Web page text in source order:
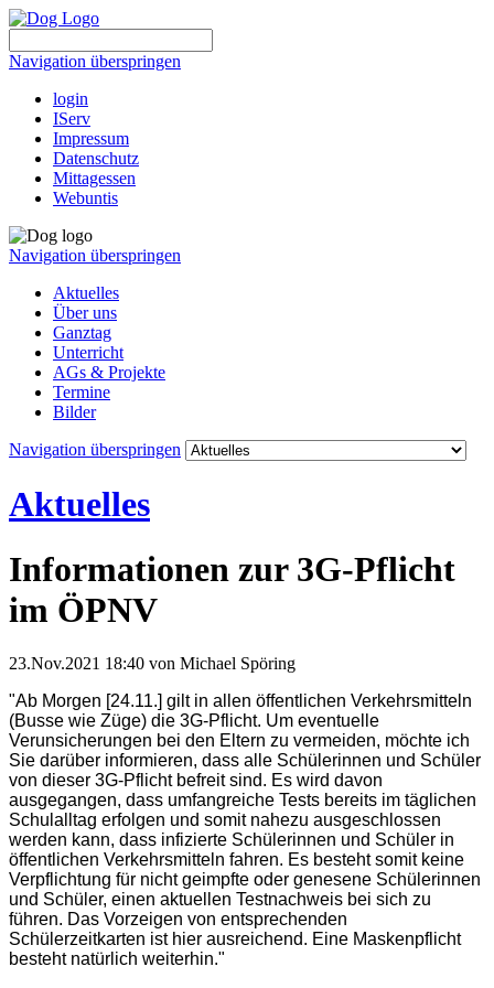
Navigation überspringen
login
IServ
Impressum
Datenschutz
Mittagessen
Webuntis
Navigation überspringen
Aktuelles
Über uns
Ganztag
Unterricht
AGs & Projekte
Termine
Bilder
Navigation überspringen
Aktuelles
Informationen zur 3G-Pflicht
im ÖPNV
23.Nov.2021 18:40 von Michael Spöring
"Ab Morgen [24.11.] gilt in allen öffentlichen Verkehrsmitteln
(Busse wie Züge) die 3G-Pflicht. Um eventuelle
Verunsicherungen bei den Eltern zu vermeiden, möchte ich
Sie darüber informieren, dass alle Schülerinnen und Schüler
von dieser 3G-Pflicht befreit sind. Es wird davon
ausgegangen, dass umfangreiche Tests bereits im täglichen
Schulalltag erfolgen und somit nahezu ausgeschlossen
werden kann, dass infizierte Schülerinnen und Schüler in
öffentlichen Verkehrsmitteln fahren. Es besteht somit keine
Verpflichtung für nicht geimpfte oder genesene Schülerinnen
und Schüler, einen aktuellen Testnachweis bei sich zu
führen. Das Vorzeigen von entsprechenden
Schülerzeitkarten ist hier ausreichend. Eine Maskenpflicht
besteht natürlich weiterhin."